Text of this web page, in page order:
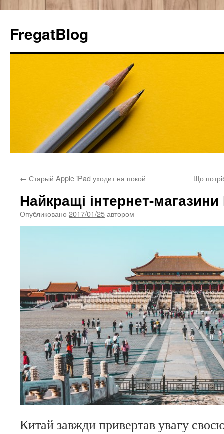
FregatBlog
содержимому
← Старый Apple iPad уходит на покой Що
Найкращі інтернет-
Опубликовано 2017/01/25автором
Китай завжди привертав увагу